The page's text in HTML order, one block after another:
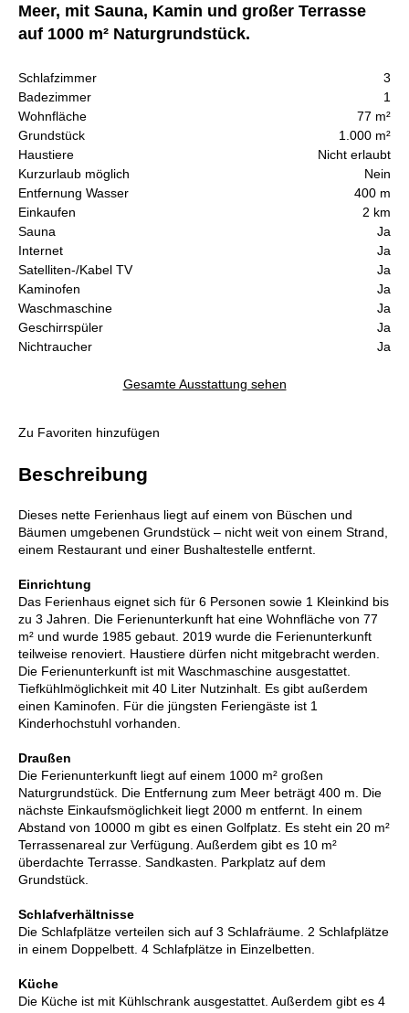
Meer, mit Sauna, Kamin und großer Terrasse
auf 1000 m² Naturgrundstück.
Schlafzimmer
3
Badezimmer
1
Wohnfläche
77 m²
Grundstück
1.000 m²
Haustiere
Nicht erlaubt
Kurzurlaub möglich
Nein
Entfernung Wasser
400 m
Einkaufen
2 km
Sauna
Ja
Internet
Ja
Satelliten-/Kabel TV
Ja
Kaminofen
Ja
Waschmaschine
Ja
Geschirrspüler
Ja
Nichtraucher
Ja
Gesamte Ausstattung sehen
Zu Favoriten hinzufügen
Beschreibung
Dieses nette Ferienhaus liegt auf einem von Büschen und
Bäumen umgebenen Grundstück – nicht weit von einem Strand,
einem Restaurant und einer Bushaltestelle entfernt.
Einrichtung
Das Ferienhaus eignet sich für 6 Personen sowie 1 Kleinkind bis
zu 3 Jahren. Die Ferienunterkunft hat eine Wohnfläche von 77
m² und wurde 1985 gebaut. 2019 wurde die Ferienunterkunft
teilweise renoviert. Haustiere dürfen nicht mitgebracht werden.
Die Ferienunterkunft ist mit Waschmaschine ausgestattet.
Tiefkühlmöglichkeit mit 40 Liter Nutzinhalt. Es gibt außerdem
einen Kaminofen. Für die jüngsten Feriengäste ist 1
Kinderhochstuhl vorhanden.
Draußen
Die Ferienunterkunft liegt auf einem 1000 m² großen
Naturgrundstück. Die Entfernung zum Meer beträgt 400 m. Die
nächste Einkaufsmöglichkeit liegt 2000 m entfernt. In einem
Abstand von 10000 m gibt es einen Golfplatz. Es steht ein 20 m²
Terrassenareal zur Verfügung. Außerdem gibt es 10 m²
überdachte Terrasse. Sandkasten. Parkplatz auf dem
Grundstück.
Schlafverhältnisse
Die Schlafplätze verteilen sich auf 3 Schlafräume. 2 Schlafplätze
in einem Doppelbett. 4 Schlafplätze in Einzelbetten.
Küche
Die Küche ist mit Kühlschrank ausgestattet. Außerdem gibt es 4